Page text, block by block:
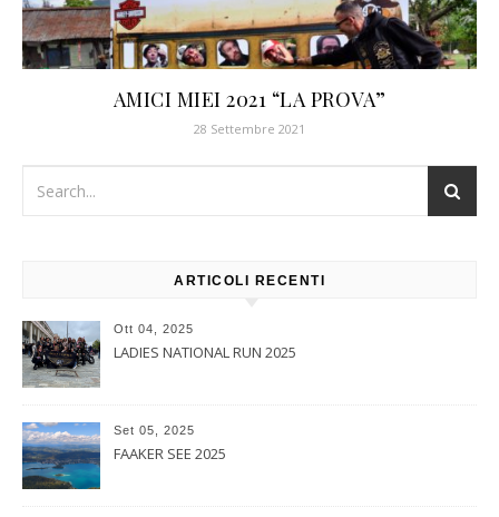
AMICI MIEI 2021 “LA PROVA”
28 Settembre 2021
ARTICOLI RECENTI
Ott 04, 2025
LADIES NATIONAL RUN 2025
Set 05, 2025
FAAKER SEE 2025